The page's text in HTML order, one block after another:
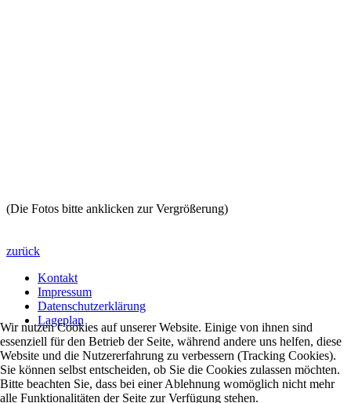
(Die Fotos bitte anklicken zur Vergrößerung)
zurück
Kontakt
Impressum
Datenschutzerklärung
Lageplan
Wir nutzen Cookies auf unserer Website. Einige von ihnen sind
essenziell für den Betrieb der Seite, während andere uns helfen, diese
Website und die Nutzererfahrung zu verbessern (Tracking Cookies).
Sie können selbst entscheiden, ob Sie die Cookies zulassen möchten.
Bitte beachten Sie, dass bei einer Ablehnung womöglich nicht mehr
alle Funktionalitäten der Seite zur Verfügung stehen.